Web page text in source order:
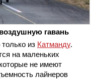
гавань
из Катманду.
на маленьких
не имеют
лайнеров